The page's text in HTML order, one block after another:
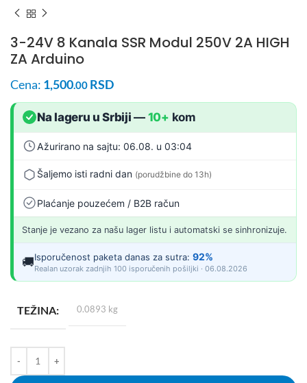
3-24V 8 Kanala SSR Modul 250V 2A HIGH
ZA Arduino
Cena: 1,500.00 RSD
Na lageru u Srbiji — 10+ kom
Ažurirano na sajtu: 06.08. u 03:04
Šaljemo isti radni dan (porudžbine do 13h)
Plaćanje pouzećem / B2B račun
Stanje je vezano za našu lager listu i automatski se sinhronizuje.
🚚Isporučenost paketa danas za sutra: 92%
Realan uzorak zadnjih 100 isporučenih pošiljki · 06.08.2026
TEŽINA 0.0893 kg